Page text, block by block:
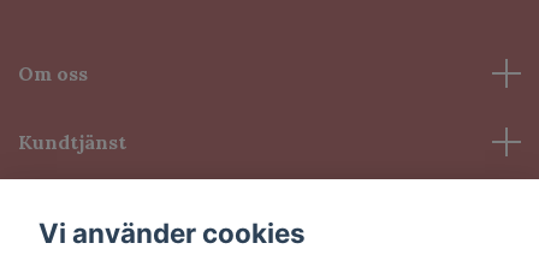
Om oss
Kundtjänst
Vi använder cookies